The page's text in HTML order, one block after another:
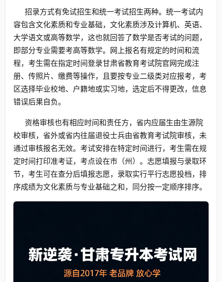
招录方式有免试招生和统一考试招生两种。统一考试内
容包含文化素质和专业基础，文化素质涉及计算机、英语、
大学语文或高等数学，这也就回答了数学是否考试的问题，
即部分专业需要考高等数学。网上报名有规定的时间和流
程，考生需在指定时间登录甘肃省教育考试院官网完成注
册、传照片、缴费等操作，且要按专业二级类对应报考，考
区选择毕业校地、户籍地或实习地，选定后不得更改，信息
错误后果自负。
资格审核也有相应时间和责任方，省内应届生由生源院
校审核，省外或省内往届退役士兵由省教育考试院审核，未
通过审核报名无效。考试安排在特定时间进行，考生需在规
定时间打印准考证，考点设在市（州）。志愿填报与录取环
节，考生可在查分后填报志愿，录取实行平行志愿投档，排
序成绩为文化素质与专业基础之和，同分按一定顺序排序。